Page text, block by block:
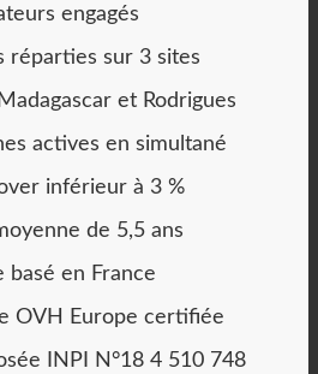
engagés
réparties sur 3 sites
et Rodrigues
actives en simultané
inférieur à 3 %
de 5,5 ans
en France
OVH Europe certifiée
INPI N°18 4 510 748